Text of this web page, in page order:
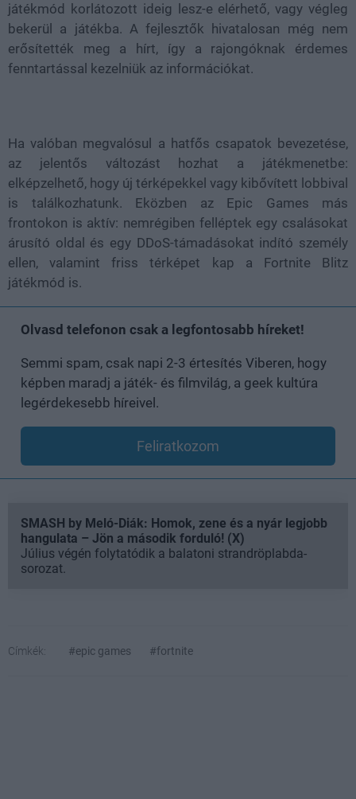
játékmód korlátozott ideig lesz-e elérhető, vagy végleg
bekerül a játékba. A fejlesztők hivatalosan még nem
erősítették meg a hírt, így a rajongóknak érdemes
fenntartással kezelniük az információkat.
Ha valóban megvalósul a hatfős csapatok bevezetése,
az jelentős változást hozhat a játékmenetbe:
elképzelhető, hogy új térképekkel vagy kibővített lobbival
is találkozhatunk. Eközben az Epic Games más
frontokon is aktív: nemrégiben felléptek egy csalásokat
árusító oldal és egy DDoS-támadásokat indító személy
ellen, valamint friss térképet kap a Fortnite Blitz
játékmód is.
Olvasd telefonon csak a legfontosabb híreket!
Semmi spam, csak napi 2-3 értesítés Viberen, hogy
képben maradj a játék- és filmvilág, a geek kultúra
legérdekesebb híreivel.
Feliratkozom
SMASH by Meló-Diák: Homok, zene és a nyár legjobb
hangulata – Jön a második forduló! (X)
Július végén folytatódik a balatoni strandröplabda-
sorozat.
Címkék: #epic games #fortnite